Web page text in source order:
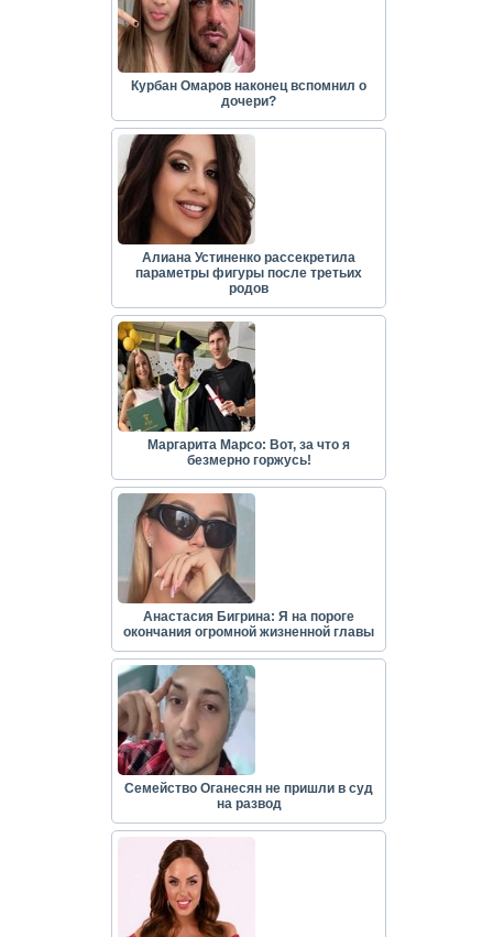
Курбан Омаров наконец вспомнил о
дочери?
Алиана Устиненко рассекретила
параметры фигуры после третьих
родов
Маргарита Марсо: Вот, за что я
безмерно горжусь!
Анастасия Бигрина: Я на пороге
окончания огромной жизненной главы
Семейство Оганесян не пришли в суд
на развод